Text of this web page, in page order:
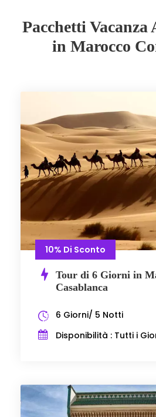
Pacchetti
in Marocco
10% Di Sconto
Tour di 6 Giorni in
Casablanca
6 Giorni/ 5 Notti
Disponibilità : Tutti i